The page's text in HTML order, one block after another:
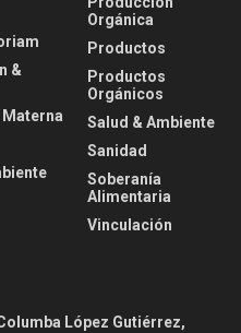
&
Orgánica
Productos
Productos
Orgánicos
Salud & Ambiente
Sanidad
Soberanía
Alimentaria
Vinculación
López Gutiérrez,